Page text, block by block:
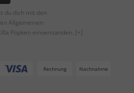
du dich mit den
Allgemeinen
Popken einverstanden. [+]
Rechnung Nachnahme